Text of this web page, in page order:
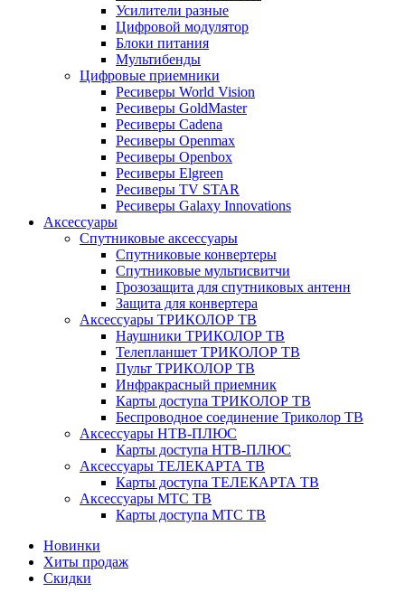
Усилители разные
Цифровой модулятор
Блоки питания
Мультибенды
Цифровые приемники
Ресиверы World Vision
Ресиверы GoldMaster
Ресиверы Cadena
Ресиверы Openmax
Ресиверы Openbox
Ресиверы Elgreen
Ресиверы TV STAR
Ресиверы Galaxy Innovations
Аксессуары
Спутниковые аксессуары
Спутниковые конвертеры
Спутниковые мультисвитчи
Грозозащита для спутниковых антенн
Защита для конвертера
Аксессуары ТРИКОЛОР ТВ
Наушники ТРИКОЛОР ТВ
Телепланшет ТРИКОЛОР ТВ
Пульт ТРИКОЛОР ТВ
Инфракрасный приемник
Карты доступа ТРИКОЛОР ТВ
Беспроводное соединение Триколор ТВ
Аксессуары НТВ-ПЛЮС
Карты доступа НТВ-ПЛЮС
Аксессуары ТЕЛЕКАРТА ТВ
Карты доступа ТЕЛЕКАРТА ТВ
Аксессуары МТС ТВ
Карты доступа МТС ТВ
Новинки
Хиты продаж
Скидки